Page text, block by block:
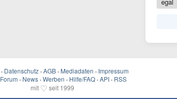
· Datenschutz · AGB · Mediadaten · Impressum
Forum · News · Werben · Hilfe/FAQ · API · RSS
mit ♡ seit 1999